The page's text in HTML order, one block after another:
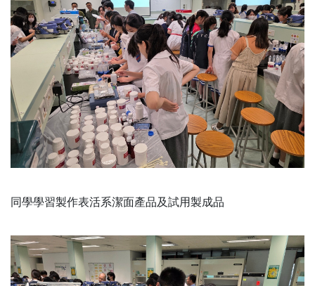
同學學習製作表活系潔面產品及試用製成品